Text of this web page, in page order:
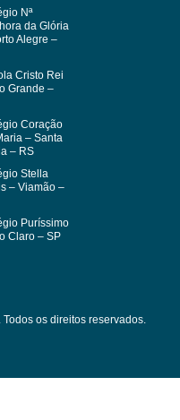
Nª
da Glória
Alegre –
Cristo Rei
Grande –
Coração
– Santa
– RS
Stella
– Viamão –
Puríssimo
Claro – SP
os direitos reservados.